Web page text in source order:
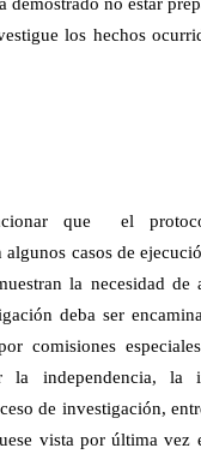
los hechos
que el
algunos casos de
la necesidad de
deba ser
comisiones
la independencia, la
de investigación,
vista por última vez